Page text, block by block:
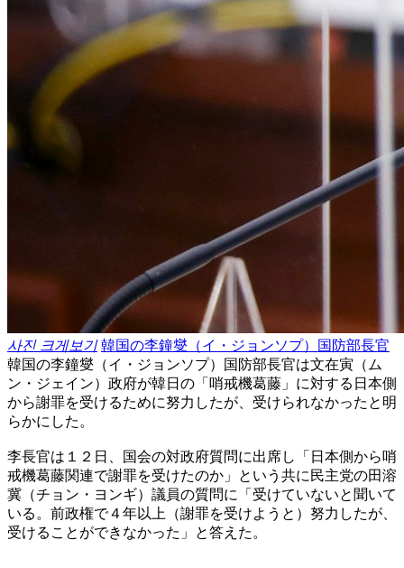
사진 크게보기 韓国の李鐘燮（イ・ジョンソプ）国防部長官
韓国の李鐘燮（イ・ジョンソプ）国防部長官は文在寅（ム
ン・ジェイン）政府が韓日の「哨戒機葛藤」に対する日本側
から謝罪を受けるために努力したが、受けられなかったと明
らかにした。
李長官は１２日、国会の対政府質問に出席し「日本側から哨
戒機葛藤関連で謝罪を受けたのか」という共に民主党の田溶
冀（チョン・ヨンギ）議員の質問に「受けていないと聞いて
いる。前政権で４年以上（謝罪を受けようと）努力したが、
受けることができなかった」と答えた。